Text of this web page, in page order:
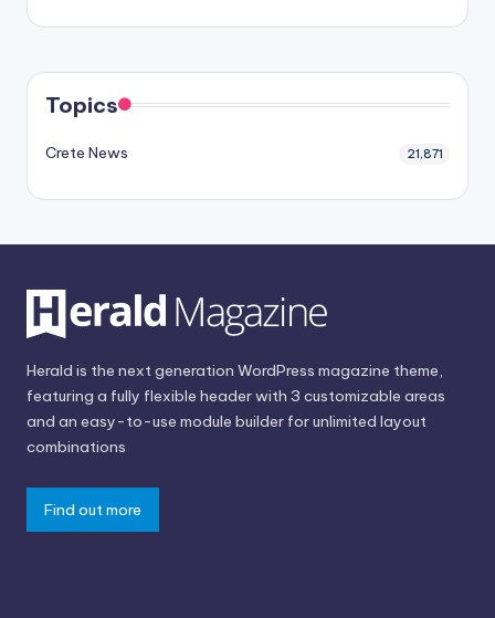
Topics
Crete News 21,871
Herald is the next generation WordPress magazine theme,
featuring a fully flexible header with 3 customizable areas
and an easy-to-use module builder for unlimited layout
combinations
Find out more